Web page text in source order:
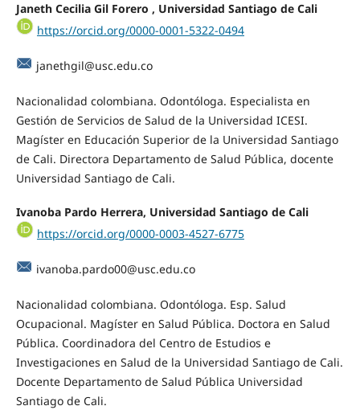
Janeth Cecilia Gil Forero , Universidad Santiago de Cali
https://orcid.org/0000-0001-5322-0494
janethgil@usc.edu.co
Nacionalidad colombiana. Odontóloga. Especialista en
Gestión de Servicios de Salud de la Universidad ICESI.
Magíster en Educación Superior de la Universidad Santiago
de Cali. Directora Departamento de Salud Pública, docente
Universidad Santiago de Cali.
Ivanoba Pardo Herrera, Universidad Santiago de Cali
https://orcid.org/0000-0003-4527-6775
ivanoba.pardo00@usc.edu.co
Nacionalidad colombiana. Odontóloga. Esp. Salud
Ocupacional. Magíster en Salud Pública. Doctora en Salud
Pública. Coordinadora del Centro de Estudios e
Investigaciones en Salud de la Universidad Santiago de Cali.
Docente Departamento de Salud Pública Universidad
Santiago de Cali.